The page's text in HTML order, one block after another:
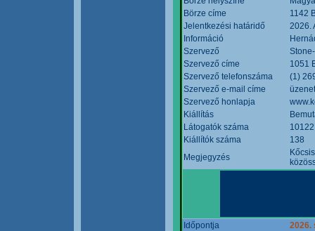
Börze címe
1142
Jelentkezési határidő
2026.
Információ
Szervező
Szervező címe
1051
Szervező telefonszáma
(1)
Szervező e-mail címe
Szervező honlapja
Kiállítás
Látogatók száma
10122
Kiállítók száma
138
Megjegyzés
Időpontja
2026.